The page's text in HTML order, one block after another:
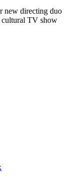
new directing duo
cultural TV show